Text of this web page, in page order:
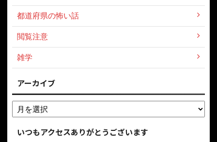
都道府県の怖い話
閲覧注意
雑学
アーカイブ
いつもアクセスありがとうございます